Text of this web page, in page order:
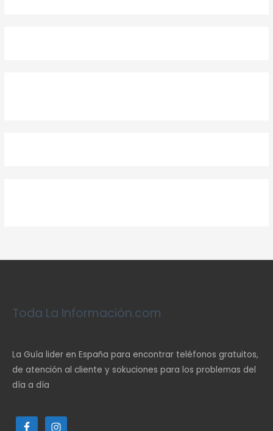
Toda La Información.com
La Guía lider en España para encontrar teléfonos gratuitos,
de atención al cliente y sokuciones para los problemas del
día a día